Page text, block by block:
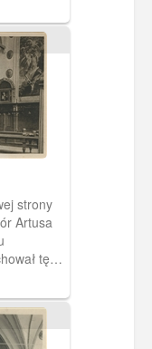
Artusa
tę